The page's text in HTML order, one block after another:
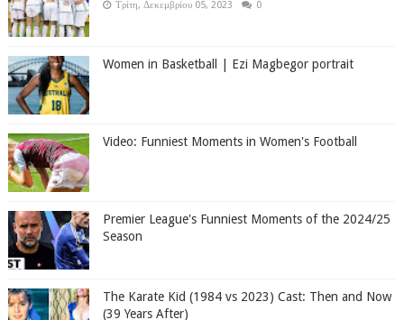
Τρίτη, Δεκεμβρίου 05, 2023 0
Women in Basketball | Ezi Magbegor portrait
Video: Funniest Moments in Women's Football
Premier League's Funniest Moments of the 2024/25
Season
The Karate Kid (1984 vs 2023) Cast: Then and Now
(39 Years After)